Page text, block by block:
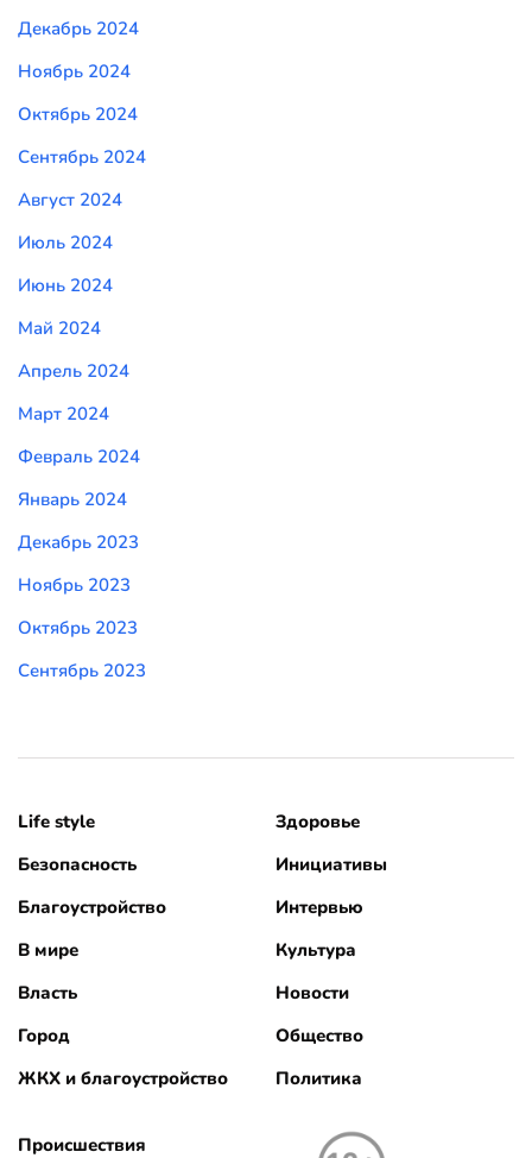
Декабрь 2024
Ноябрь 2024
Октябрь 2024
Сентябрь 2024
Август 2024
Июль 2024
Июнь 2024
Май 2024
Апрель 2024
Март 2024
Февраль 2024
Январь 2024
Декабрь 2023
Ноябрь 2023
Октябрь 2023
Сентябрь 2023
Life style
Безопасность
Благоустройство
В мире
Власть
Город
ЖКХ и благоустройство
Здоровье
Инициативы
Интервью
Культура
Новости
Общество
Политика
Происшествия